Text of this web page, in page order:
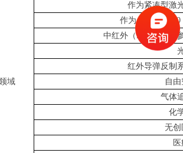
域
作为紧凑型激
作为2800 –
中红外（MIR）光学
红外导弹反制
自
气体
化
无